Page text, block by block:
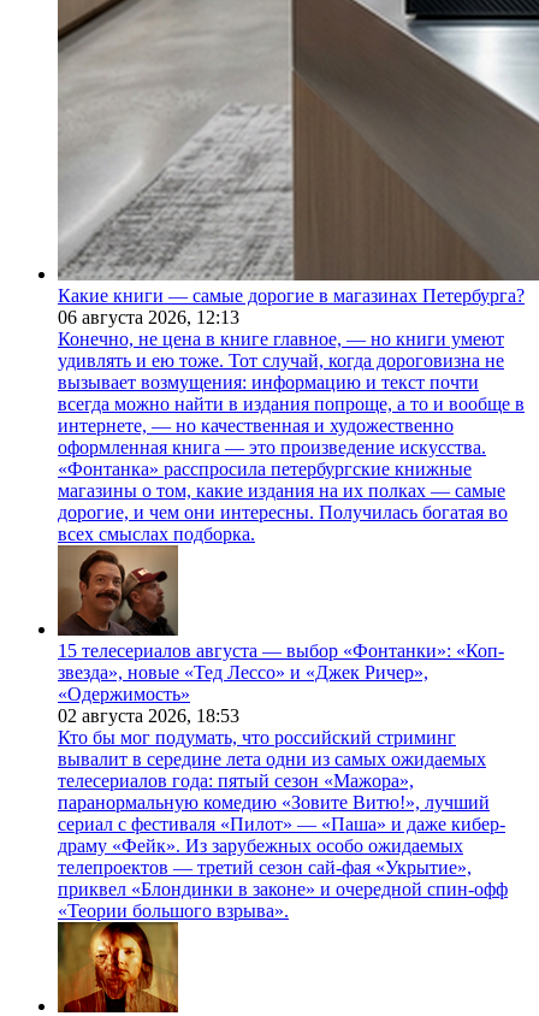
Какие книги — самые дорогие в магазинах Петербурга?
06 августа 2026, 12:13
Конечно, не цена в книге главное, — но книги умеют
удивлять и ею тоже. Тот случай, когда дороговизна не
вызывает возмущения: информацию и текст почти
всегда можно найти в издания попроще, а то и вообще в
интернете, — но качественная и художественно
оформленная книга — это произведение искусства.
«Фонтанка» расспросила петербургские книжные
магазины о том, какие издания на их полках — самые
дорогие, и чем они интересны. Получилась богатая во
всех смыслах подборка.
15 телесериалов августа — выбор «Фонтанки»: «Коп-
звезда», новые «Тед Лессо» и «Джек Ричер»,
«Одержимость»
02 августа 2026, 18:53
Кто бы мог подумать, что российский стриминг
вывалит в середине лета одни из самых ожидаемых
телесериалов года: пятый сезон «Мажора»,
паранормальную комедию «Зовите Витю!», лучший
сериал с фестиваля «Пилот» — «Паша» и даже кибер-
драму «Фейк». Из зарубежных особо ожидаемых
телепроектов — третий сезон сай-фая «Укрытие»,
приквел «Блондинки в законе» и очередной спин-офф
«Теории большого взрыва».